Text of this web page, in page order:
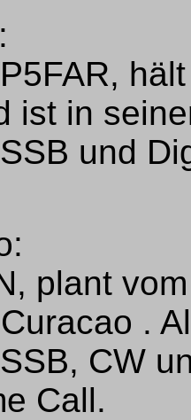
ist in
und
plant
.
CW
Call.